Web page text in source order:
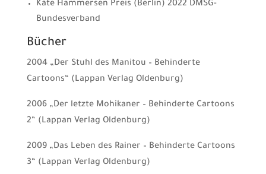
Käte Hammersen Preis (Berlin) 2022 DMSG-
Bundesverband
Bücher
2004 „Der Stuhl des Manitou – Behinderte
Cartoons“ (Lappan Verlag Oldenburg)
2006 „Der letzte Mohikaner – Behinderte Cartoons
2“ (Lappan Verlag Oldenburg)
2009 „Das Leben des Rainer – Behinderte Cartoons
3“ (Lappan Verlag Oldenburg)